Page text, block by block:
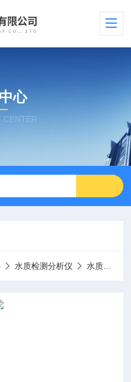
心
CENTER
水质检测分析仪 水质采样器